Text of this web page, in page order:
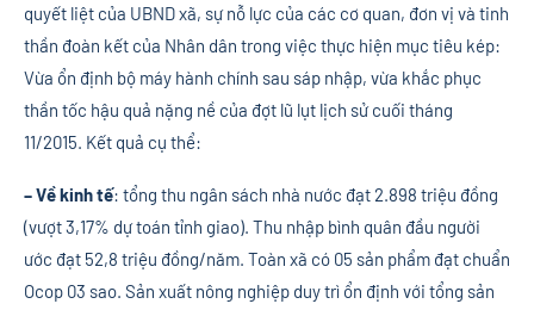
quyết liệt của UBND xã, sự nỗ lực của các cơ quan, đơn vị và tinh
thần đoàn kết của Nhân dân trong việc thực hiện mục tiêu kép:
Vừa ổn định bộ máy hành chính sau sáp nhập, vừa khắc phục
thần tốc hậu quả nặng nề của đợt lũ lụt lịch sử cuối tháng
11/2015. Kết quả cụ thể:
– Về kinh tế: tổng thu ngân sách nhà nước đạt 2.898 triệu đồng
(vượt 3,17% dự toán tỉnh giao). Thu nhập bình quân đầu người
ước đạt 52,8 triệu đồng/năm. Toàn xã có 05 sản phẩm đạt chuẩn
Ocop 03 sao. Sản xuất nông nghiệp duy trì ổn định với tổng sản